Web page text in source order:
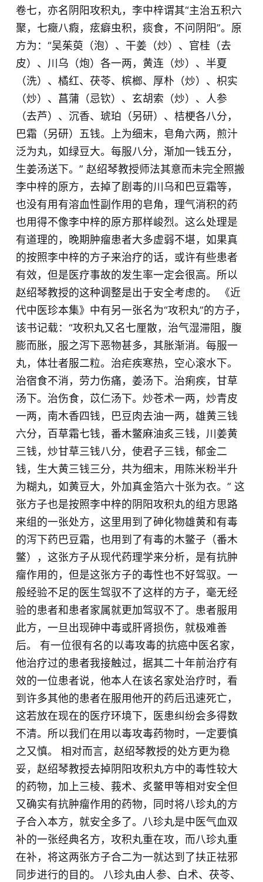
卷七，亦名阴阳攻积丸，李中梓谓其“主治五积六
聚，七癥八瘕，痃癖虫积，痰食，不问阴阳”。原
方为：“吴茱萸（泡）、干姜（炒）、官桂（去
皮）、川乌（炮）各一两，黄连（炒）、半夏
（洗）、橘红、茯苓、槟榔、厚朴（炒）、枳实
（炒）、菖蒲（忌钦）、玄胡索（炒）、人参
（去芦）、沉香、琥珀（另研）、桔梗各八分，
巴霜（另研）五钱。上为细末，皂角六两，煎汁
泛为丸，如绿豆大。每服八分，渐加一钱五分，
生姜汤送下。” 赵绍琴教授师法其意而未完全照搬
李中梓的原方，去掉了剧毒的川乌和巴豆霜等，
也没有用有溶血性副作用的皂角，理气消积的药
也用得不像李中梓的原方那样峻烈。这么处理是
有道理的，晚期肿瘤患者大多虚弱不堪，如果真
的按照李中梓的方子来治疗的话，或许有些患者
有效，但是医疗事故的发生率一定会很高。所以
赵绍琴教授的这种调整是出于安全考虑的。 《近
代中医珍本集》中有另一张名为“攻积丸”的方子，
该书记载：“攻积丸又名七厘散，治气湿滞阻，腹
膨而胀，服之泻下恶物甚多，其胀渐消。每服一
丸，体壮者服二粒。治疟疾寒热，空心滚水下。
治宿食不消，劳力伤痛，姜汤下。治痢疾，甘草
汤下。治伤食，苡仁汤下。炒苍术一两，炒青皮
一两，南木香四钱，巴豆肉去油一两，雄黄三钱
六分，百草霜七钱，番木鳖麻油炙三钱，川姜黄
三钱，炒甘草三钱八分，使君子三钱，郁金二
钱，生大黄三钱三分，共为细末，用陈米粉半升
为糊丸，如黄豆大，外加真金箔六十张为衣。” 这
张方子也是按照李中梓的阴阳攻积丸的组方思路
来组的一张处方，这里用到了砷化物雄黄和有毒
的泻下药巴豆霜，也用到了有毒的木鳖子（番木
鳖），这张方子从现代药理学来分析，是有抗肿
瘤作用的，但是这张方子的毒性也不好驾驭。一
般经验不足的医生驾驭不了这样的方子，毫无经
验的患者和患者家属就更加驾驭不了。患者服用
此方，一旦出现砷中毒或肝肾损伤，就极难善
后。 有一位很有名的以毒攻毒的抗癌中医名家，
他治疗过的患者我接触过，据其二十年前治疗有
效的一位患者说，他本人在该名家处治疗时，看
到许多其他的患者在服用他开的药后迅速死亡，
这若放在现在的医疗环境下，医患纠纷会多得数
不清。所以我们在用以毒攻毒药物时，一定要慎
之又慎。 相对而言，赵绍琴教授的处方更为稳
妥，赵绍琴教授去掉阴阳攻积丸方中的毒性较大
的药物，加上三棱、莪术、炙鳖甲等相对安全但
又确实有抗肿瘤作用的药物，同时将八珍丸的方
子合入本方，就安全多了。八珍丸是中医气血双
补的一张经典名方，攻积丸重在攻，而八珍丸重
在补，将这两张方子合二为一就达到了扶正祛邪
同步进行的目的。 八珍丸由人参、白术、茯苓、